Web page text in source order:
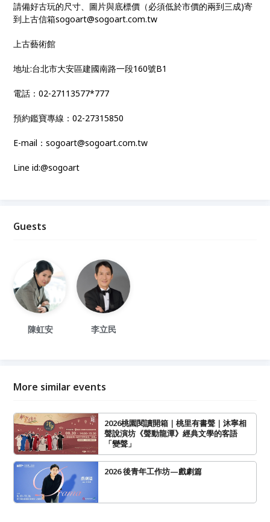
請備好古玩的尺寸、圖片與底標價（必須低於市價的兩到三成)寄
到上古信箱sogoart@sogoart.com.tw
上古藝術館
地址:台北市大安區建國南路一段160號B1
電話：02-27113577*777
預約鑑寶專線：02-27315850
E-mail：sogoart@sogoart.com.tw
Line id:@sogoart
Guests
陳虹安 李立民
More similar events
2026桃園閱讀開箱｜桃里有書聲｜沐寧相
聲說演坊《聲動龍潭》經典文學的客語
「變聲」
2026 後青年工作坊—戲劇篇